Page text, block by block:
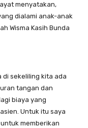
menyatakan,
dialami anak-anak
Wisma Kasih Bunda
di sekeliling kita ada
tangan dan
biaya yang
Untuk itu saya
memberikan